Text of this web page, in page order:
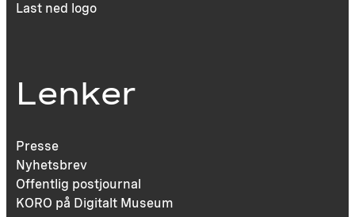
Last ned logo
Lenker
Presse
Nyhetsbrev
Offentlig postjournal
KORO på Digitalt Museum